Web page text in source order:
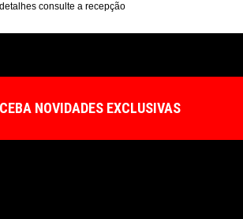
consulte a recepção
NOVIDADES EXCLUSIVAS